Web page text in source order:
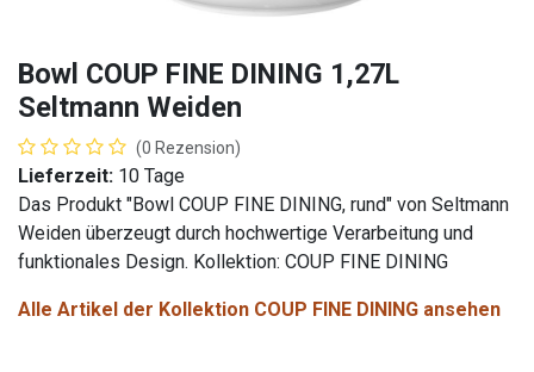
Bowl COUP FINE DINING 1,27L
Seltmann Weiden
(0 Rezension)
Lieferzeit: 10 Tage
Das Produkt "Bowl COUP FINE DINING, rund" von Seltmann
Weiden überzeugt durch hochwertige Verarbeitung und
funktionales Design. Kollektion: COUP FINE DINING
Alle Artikel der Kollektion COUP FINE DINING ansehen